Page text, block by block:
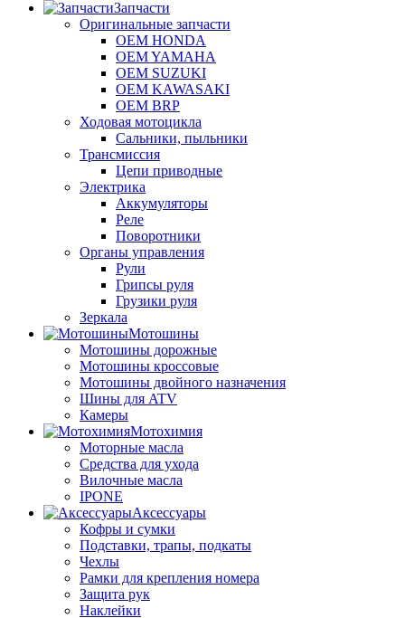
Запчасти
Оригинальные запчасти
OEM HONDA
OEM YAMAHA
OEM SUZUKI
OEM KAWASAKI
OEM BRP
Ходовая мотоцикла
Сальники, пыльники
Трансмиссия
Цепи приводные
Электрика
Аккумуляторы
Реле
Поворотники
Органы управления
Рули
Грипсы руля
Грузики руля
Зеркала
Мотошины
Мотошины дорожные
Мотошины кроссовые
Мотошины двойного назначения
Шины для ATV
Камеры
Мотохимия
Моторные масла
Средства для ухода
Вилочные масла
IPONE
Аксессуары
Кофры и сумки
Подставки, трапы, подкаты
Чехлы
Рамки для крепления номера
Защита рук
Наклейки